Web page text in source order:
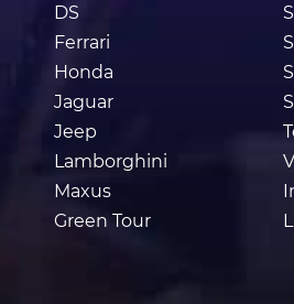
DS
Ferrari
Honda
Jaguar
Jeep
Lamborghini
Maxus
Green Tour